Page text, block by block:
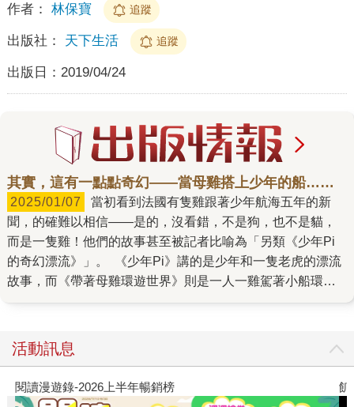
作者： 林保寶 追蹤
出版社： 天下生活 追蹤
出版日： 2019/04/24
其實，這有一點點奇幻——當母雞搭上少年的船……
2025/01/07
聞，的確難以相信——是的，沒看錯，不是狗，也不是貓，
而是一隻雞！他們的故事甚至被記者比喻為「另類《少年Pi
的奇幻漂流》」。 《少年Pi》講的是少年和一隻老虎的漂流
故事，而《帶著母雞環遊世界》則是一人一雞駕著小船環遊
佩服這隻叫「莫妮克」的雞，簡直是「雞界最勇敢的海上冒
險家」！她甚至和吉雷克一起創下了許多航海紀錄。 不過，
他們並不是為了創紀錄才出海，而這段經歷也遠超出我們的
想像——吉雷克和莫妮克在海上風暴裡差點滅頂，船身幾乎
活動訊息
閱讀漫遊錄-2026上半年暢銷榜 飢